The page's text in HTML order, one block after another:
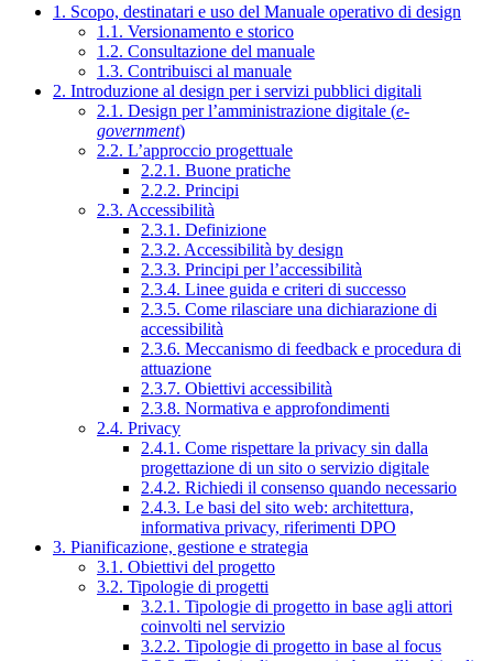
1. Scopo, destinatari e uso del Manuale operativo di design
1.1. Versionamento e storico
1.2. Consultazione del manuale
1.3. Contribuisci al manuale
2. Introduzione al design per i servizi pubblici digitali
2.1. Design per l’amministrazione digitale (e-
government)
2.2. L’approccio progettuale
2.2.1. Buone pratiche
2.2.2. Principi
2.3. Accessibilità
2.3.1. Definizione
2.3.2. Accessibilità by design
2.3.3. Principi per l’accessibilità
2.3.4. Linee guida e criteri di successo
2.3.5. Come rilasciare una dichiarazione di
accessibilità
2.3.6. Meccanismo di feedback e procedura di
attuazione
2.3.7. Obiettivi accessibilità
2.3.8. Normativa e approfondimenti
2.4. Privacy
2.4.1. Come rispettare la privacy sin dalla
progettazione di un sito o servizio digitale
2.4.2. Richiedi il consenso quando necessario
2.4.3. Le basi del sito web: architettura,
informativa privacy, riferimenti DPO
3. Pianificazione, gestione e strategia
3.1. Obiettivi del progetto
3.2. Tipologie di progetti
3.2.1. Tipologie di progetto in base agli attori
coinvolti nel servizio
3.2.2. Tipologie di progetto in base al focus